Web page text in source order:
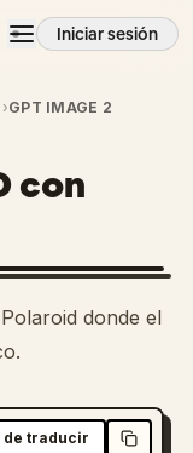
Iniciar sesión
›GPT IMAGE 2
con
donde el
de traducir